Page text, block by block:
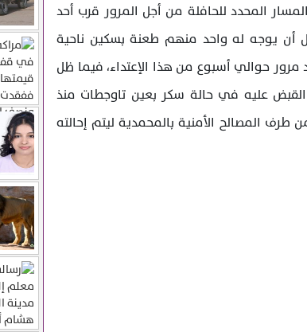
المحدد للحافلة من أجل المرور قرب أحد
أن يوجه له واحد منهم طعنة بسكين ناحية
مرور حوالي أسبوع من هذا الإعتداء، فيما ظل
القبض عليه في حالة سكر بعين تاوجطات منذ
المصالح الأمنية بالمحمدية ليتم إحالته